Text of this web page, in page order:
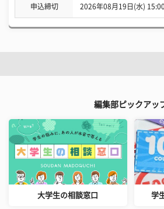
申込締切 2026年08月19日(水) 15:00
編集部ピックアッ
大学生の相談窓口 学